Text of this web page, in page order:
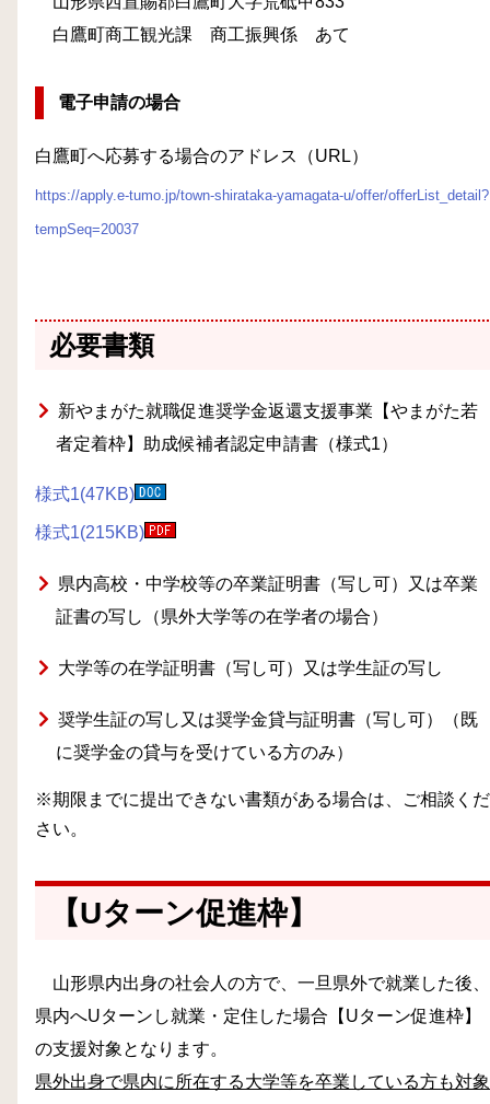
白鷹町商工観光課 商工振興係 あて
電子申請の場合
白鷹町へ応募する場合のアドレス（URL）
https://apply.e-tumo.jp/town-shirataka-yamagata-u/offer/offerList_detail?
tempSeq=20037
必要書類
新やまがた就職促進奨学金返還支援事業【やまがた若
者定着枠】助成候補者認定申請書（様式1）
様式1(47KB)
様式1(215KB)
県内高校・中学校等の卒業証明書（写し可）又は卒業
証書の写し（県外大学等の在学者の場合）
大学等の在学証明書（写し可）又は学生証の写し
奨学生証の写し又は奨学金貸与証明書（写し可）（既
に奨学金の貸与を受けている方のみ）
※期限までに提出できない書類がある場合は、ご相談くだ
さい。
【Uターン促進枠】
山形県内出身の社会人の方で、一旦県外で就業した後、
県内へUターンし就業・定住した場合【Uターン促進枠】
の支援対象となります。
県外出身で県内に所在する大学等を卒業している方も対象